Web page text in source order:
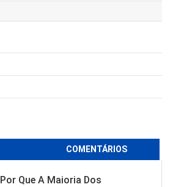
COMENTÁRIOS
Por Que A Maioria Dos